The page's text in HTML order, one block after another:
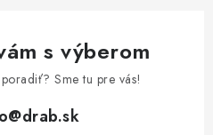
s výberom
Sme tu pre vás!
@drab.sk